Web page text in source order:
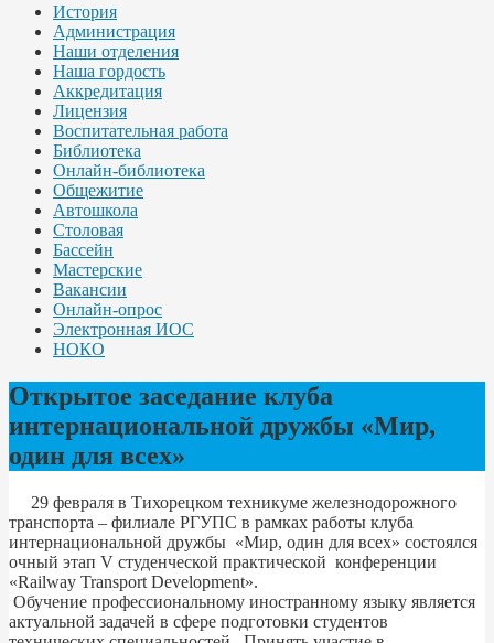
История
Администрация
Наши отделения
Наша гордость
Аккредитация
Лицензия
Воспитательная работа
Библиотека
Онлайн-библиотека
Общежитие
Автошкола
Столовая
Бассейн
Мастерские
Вакансии
Онлайн-опрос
Электронная ИОС
НОКО
Открытое заседание клуба
интернациональной дружбы «Мир,
один для всех»
29 февраля в Тихорецком техникуме железнодорожного
транспорта – филиале РГУПС в рамках работы клуба
интернациональной дружбы «Мир, один для всех» состоялся
очный этап V студенческой практической конференции
«Railway Transport Development».
Обучение профессиональному иностранному языку является
актуальной задачей в сфере подготовки студентов